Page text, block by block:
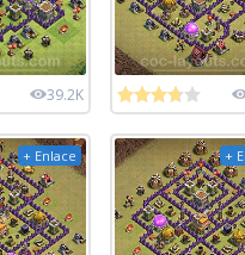
39.2K
+ Enlace +